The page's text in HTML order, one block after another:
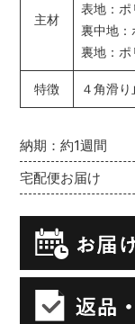
納期：約1週間
宅配便お届け
主材
表地：
裏中地：
裏地：ポ
特徴 ４角滑